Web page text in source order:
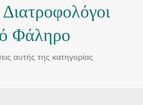
Διατροφολόγοι
Φάληρο
αυτής της κατηγορίας